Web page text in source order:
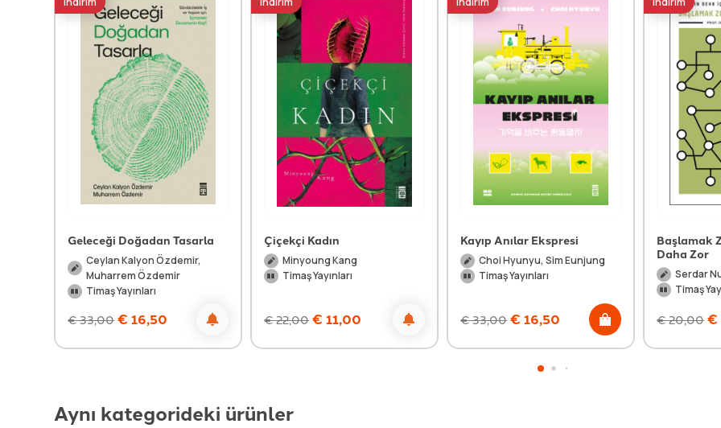
Geleceği Doğadan Tasarla
Ceylan Kalyon Özdemir,
Muharrem Özdemir
Timaş Yayınları
€33,00 € 16,50
Çiçekçi Kadın
Minyoung Kang
Timaş Yayınları
€22,00 € 11,00
Kayıp Anılar Ekspresi
Choi Hyunyu, Sim Eunjung
Timaş Yayınları
€33,00 € 16,50
Başlamak
Daha Zor
Serdar
Timaş
€20,00 €
Aynı kategorideki ürünler